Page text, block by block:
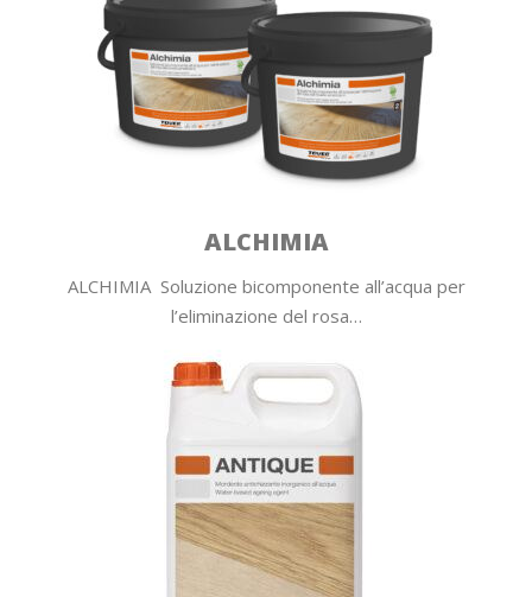
ALCHIMIA
ALCHIMIA Soluzione bicomponente all’acqua per
l’eliminazione del rosa…